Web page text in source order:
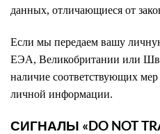
данных, отличающиеся от
Если мы передаем вашу
ЕЭА, Великобритании или
наличие соответствующих
личной информации.
СИГНАЛЫ «DO NOT